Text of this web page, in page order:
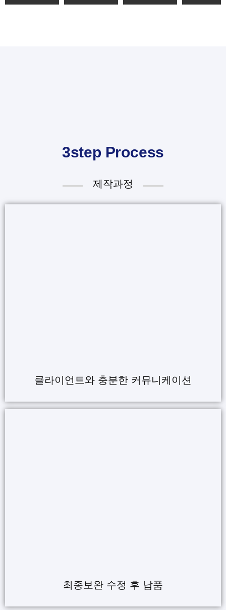
3step Process
제작과정
클라이언트와 충분한 커뮤니케이션
최종보완 수정 후 납품